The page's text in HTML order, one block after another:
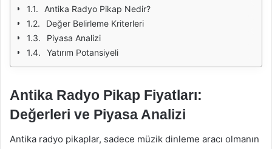
Antika Radyo Pikap Nedir?
Değer Belirleme Kriterleri
Piyasa Analizi
Yatırım Potansiyeli
Antika Radyo Pikap Fiyatları:
Değerleri ve Piyasa Analizi
Antika radyo pikaplar, sadece müzik dinleme aracı olmanın